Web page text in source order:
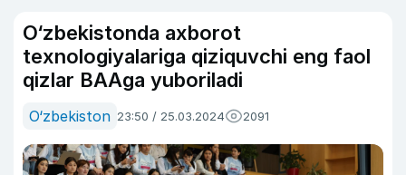
O‘zbekistonda axborot
texnologiyalariga qiziquvchi eng faol
qizlar BAAga yuboriladi
O‘zbekiston 23:50 / 25.03.2024 2091